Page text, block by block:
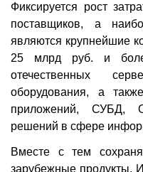
Фиксируется рост
поставщиков, а
являются крупнейшие
25 млрд руб. и
отечественных
оборудования, а
приложений, СУБД,
решений в сфере
Вместе с тем
зарубежные продукты.